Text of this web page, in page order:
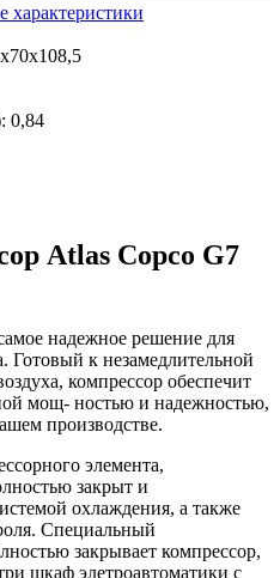
характеристики
0,84
Atlas Copco G7
надежное решение для
Готовый к незамедлительной
компрессор обеспечит
мощ- ностью и надежностью,
производстве.
элемента,
закрыт и
охлаждения, а также
Специальный
закрывает компрессор,
шкаф элетроавтоматики с